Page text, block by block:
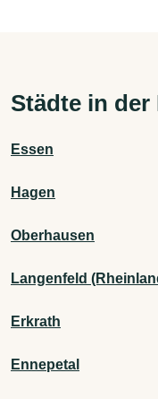
Städte in der
Essen
Hagen
Oberhausen
Langenfeld
Erkrath
Ennepetal